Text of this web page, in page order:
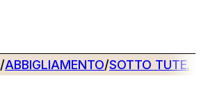
/ABBIGLIAMENTO/SOTTO TUTE/